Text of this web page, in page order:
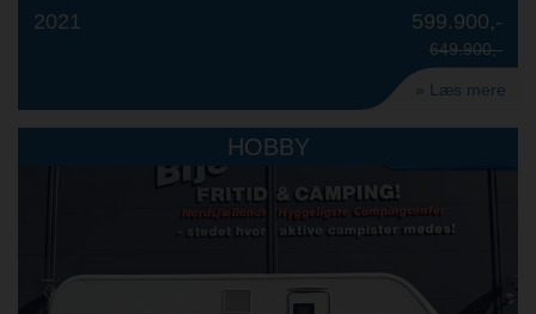
2021 599.900,-
649.900,-
» Læs mere
HOBBY